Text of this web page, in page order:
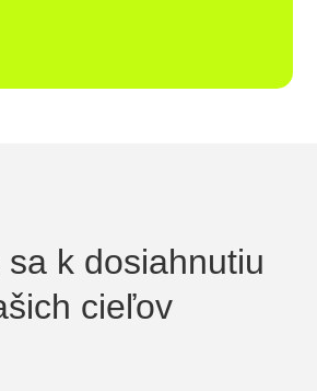
sa k dosiahnutiu
cieľov